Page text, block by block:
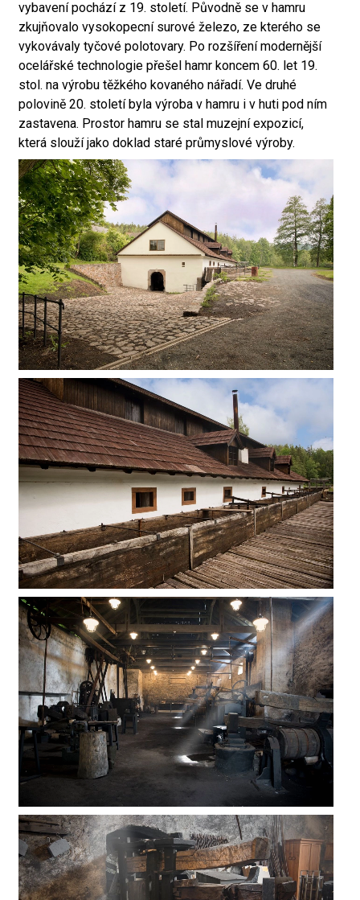
vybavení pochází z 19. století. Původně se v hamru
zkujňovalo vysokopecní surové železo, ze kterého se
vykovávaly tyčové polotovary. Po rozšíření modernější
ocelářské technologie přešel hamr koncem 60. let 19.
stol. na výrobu těžkého kovaného nářadí. Ve druhé
polovině 20. století byla výroba v hamru i v huti pod ním
zastavena. Prostor hamru se stal muzejní expozicí,
která slouží jako doklad staré průmyslové výroby.